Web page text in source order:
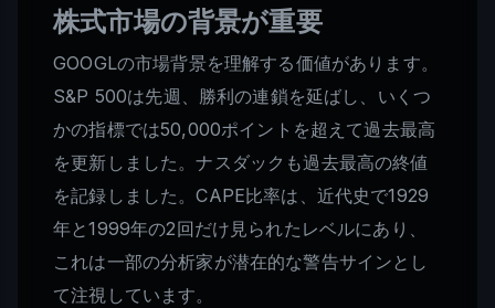
株式市場の背景が重要
GOOGLの市場背景を理解する価値があります。
S&P 500は先週、勝利の連鎖を延ばし、いくつ
かの指標では50,000ポイントを超えて過去最高
を更新しました。ナスダックも過去最高の終値
を記録しました。CAPE比率は、近代史で1929
年と1999年の2回だけ見られたレベルにあり、
これは一部の分析家が潜在的な警告サインとし
て注視しています。